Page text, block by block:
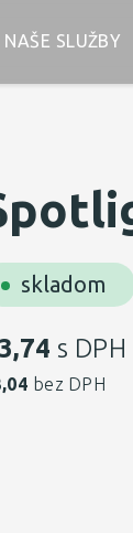
NAŠE SLUŽBY
skladom
s DPH
bez DPH